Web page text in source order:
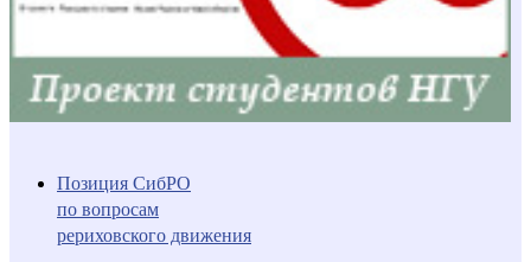
Позиция СибРО
по вопросам
рериховского движения